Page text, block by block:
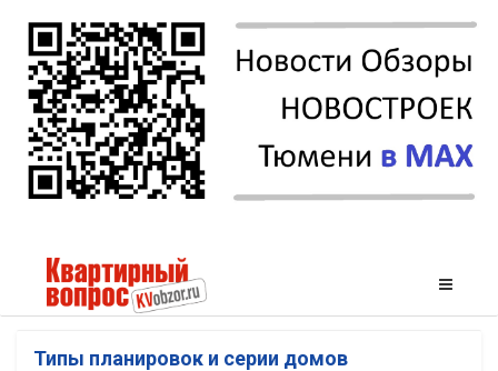
Типы планировок и серии домов